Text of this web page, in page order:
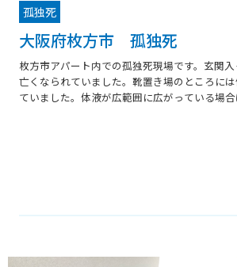
孤独死
大阪府枚方市 孤独死
枚方市アパート内での孤独死現場です。玄関
亡くなられていました。靴置き場のところに
ていました。体液が広範囲に広がっている場
きない場合もございます。作業前の玄関外で